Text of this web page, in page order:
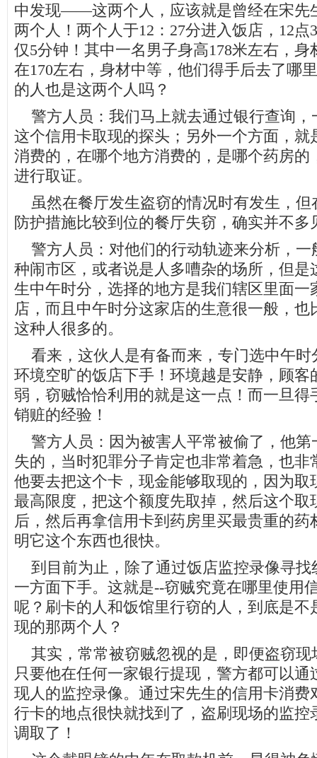
中发现——这两个人，应该就是曾经在宋先
两个人！两个人于12：27分进入饭店，12点
仅5分钟！其中一名男子身高178米左右，
在170左右，身材中等，他们得手后去了哪
的人也是这两个人吗？
警方人员：我们马上就去通过银行查询，
这个信用卡取现的探头；另外一个方面，就
消费的，在哪个地方消费的，是哪个药房的
进行取证。
虽然在餐厅发生盗窃的情况时有发生，但
防护措施比较到位的餐厅失窃，确实并不多
警方人员：对他们的行动轨迹来分析，一
种闹市区，或者说是人多嘈杂的场所，但是
生中午时分，选择的地方是我们辖区里面一
店，而且中午时分这家店的生意很一般，也
这种人很多的。
看来，这伙人是有备而来，专门选中午时
环境空旷的饭店下手！环境越是安静，顾客
弱，窃贼恰恰利用的就是这一点！而一旦得
销赃的经验！
警方人员：因为被害人平常被偷了，他第
失的，当时犯罪分子肯定也非常着急，也非
他要去把这个卡，现金能够取现的，因为取
最高限度，把这个额度先取掉，然后这个取
后，然后再拿信用卡到药房里买最贵重的药
明它这个东西也很快。
到目前为止，除了通过饭店监控录像寻找
一方面下手。这就是--窃贼究竟在哪里使用
呢？刷卡的人和饭馆里行窃的人，到底是不
现的那两个人？
其实，常常被窃贼忽视的是，即便盗窃现
只要他在任何一家银行提现，警方都可以通
现人的监控录像。通过宋先生的信用卡消费
行卡的地点很快就找到了，盗刷现场的监控
调取了！